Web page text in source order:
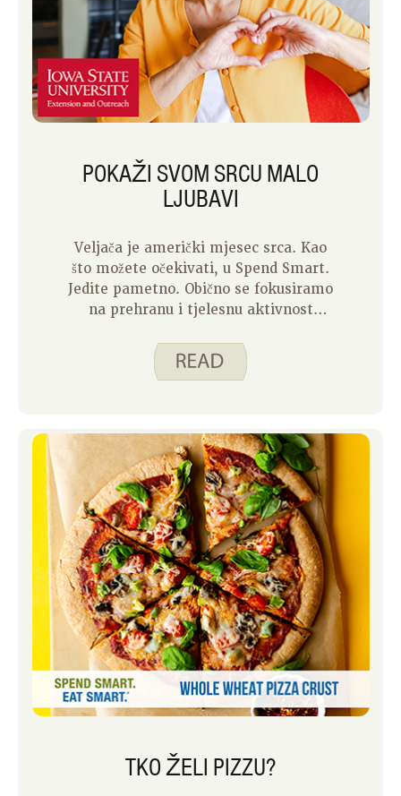
POKAŽI SVOM SRCU MALO
LJUBAVI
Veljača je američki mjesec srca. Kao
što možete očekivati, u Spend Smart.
Jedite pametno. Obično se fokusiramo
na prehranu i tjelesnu aktivnost
da postoji mnogo drugih načina da
pokažete svom srcu malo ljubavi? Evo
TKO ŽELI PIZZU?